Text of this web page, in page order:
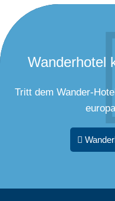
Wanderhotel
Tritt dem Wander-